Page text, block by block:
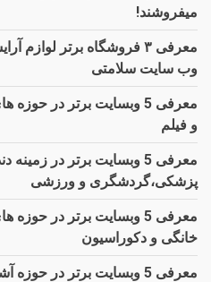
میفروشند!
وب سایت سلامتی
معرفی 5 وبسایت برتر در
و فیلم
معرفی 5 وبسایت برتر در
پزشکی،گردشگری و ورزشی
معرفی 5 وبسایت برتر در
خانگی و دکوراسیون
معرفی 5 وبسایت برتر در حوزه آشپزی و خانواده